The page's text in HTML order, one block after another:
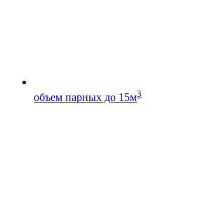
объем парных до 15м3